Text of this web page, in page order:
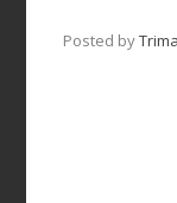
Posted by